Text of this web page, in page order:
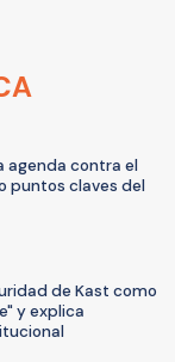
agenda contra el
puntos claves del
de Kast como
y explica